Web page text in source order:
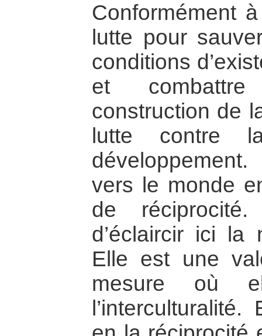
Conformément
lutte pour
conditions
et combattre
construction de
lutte contre
vers le monde
de
d’éclaircir ici la
Elle est une
mesure où